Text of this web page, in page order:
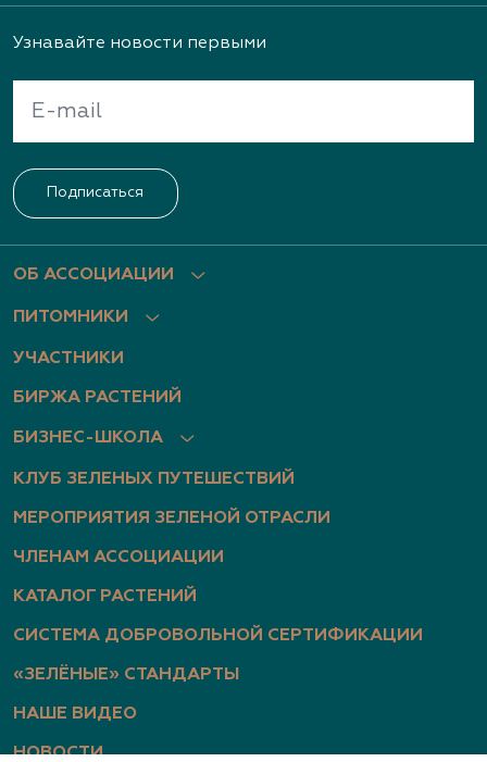
ОБ АССОЦИАЦИИ
ПИТОМНИКИ
УЧАСТНИКИ
БИРЖА РАСТЕНИЙ
БИЗНЕС-ШКОЛА
КЛУБ ЗЕЛЕНЫХ ПУТЕШЕСТВИЙ
МЕРОПРИЯТИЯ ЗЕЛЕНОЙ ОТРАСЛИ
ЧЛЕНАМ АССОЦИАЦИИ
КАТАЛОГ РАСТЕНИЙ
СИСТЕМА ДОБРОВОЛЬНОЙ СЕРТИФИКАЦИИ
«ЗЕЛЁНЫЕ» СТАНДАРТЫ
НАШЕ ВИДЕО
НОВОСТИ
Узнавайте новости первыми
Подписаться